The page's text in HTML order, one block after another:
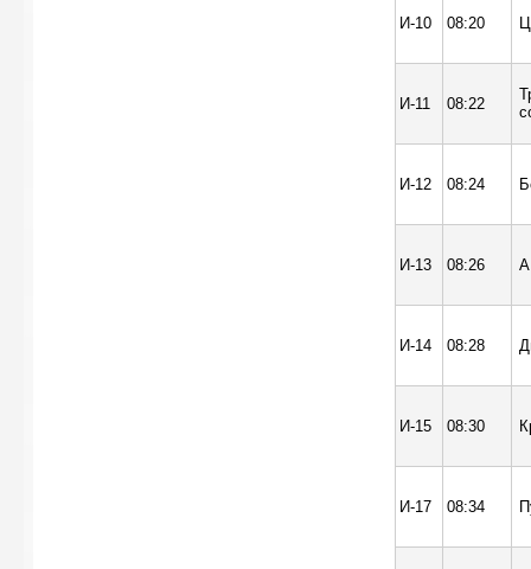
И-10 08:20
И-11 08:22
И-12 08:24
И-13 08:26 А
И-14 08:28
И-15 08:30
И-17 08:34